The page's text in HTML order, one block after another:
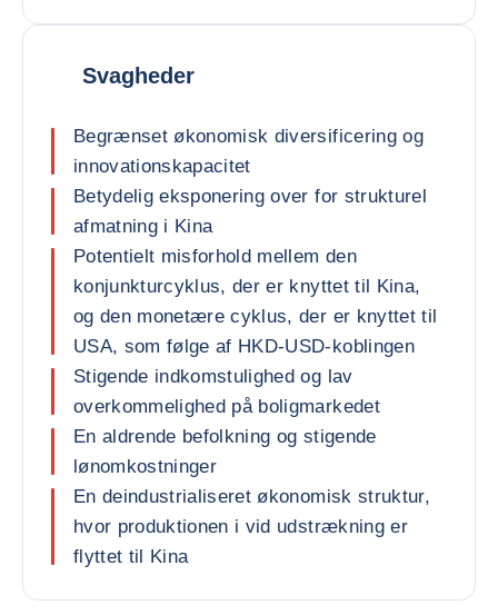
Svagheder
Begrænset økonomisk diversificering og
innovationskapacitet
Betydelig eksponering over for strukturel
afmatning i Kina
Potentielt misforhold mellem den
konjunkturcyklus, der er knyttet til Kina,
og den monetære cyklus, der er knyttet til
USA, som følge af HKD-USD-koblingen
Stigende indkomstulighed og lav
overkommelighed på boligmarkedet
En aldrende befolkning og stigende
lønomkostninger
En deindustrialiseret økonomisk struktur,
hvor produktionen i vid udstrækning er
flyttet til Kina